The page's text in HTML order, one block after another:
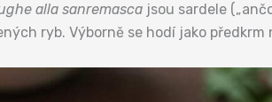
alla sanremasca jsou sardele
ryb. Výborně se hodí jako